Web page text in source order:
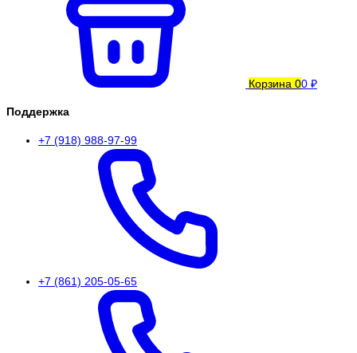
Корзина 00 ₽
Поддержка
+7 (918) 988-97-99
+7 (861) 205-05-65